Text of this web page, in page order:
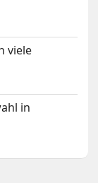
viele
in